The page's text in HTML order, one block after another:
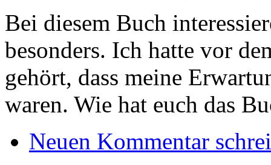
Bei diesem Buch
besonders. Ich hatte vor
gehört, dass meine
waren. Wie hat euch das
Neuen Kommentar